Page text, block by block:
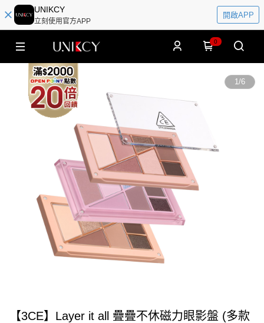
UNIKCY
立刻使用官方APP
開啟APP
0
1/6
【3CE】Layer it all 疊疊不休磁力眼影盤 (多款